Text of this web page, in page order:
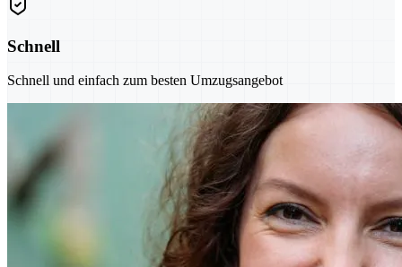
Schnell
Schnell und einfach zum besten Umzugsangebot